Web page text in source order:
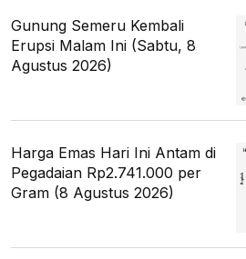
Gunung Semeru Kembali
Erupsi Malam Ini (Sabtu, 8
Agustus 2026)
Harga Emas Hari Ini Antam di
Pegadaian Rp2.741.000 per
Gram (8 Agustus 2026)